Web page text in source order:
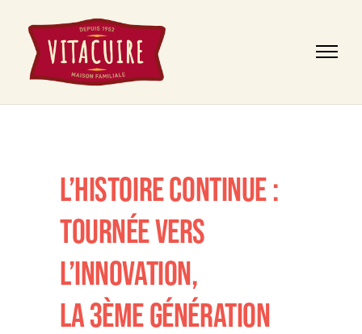
L’HISTOIRE CONTINUE :
TOURNÉE VERS
L’INNOVATION,
LA 3ÈME GÉNÉRATION